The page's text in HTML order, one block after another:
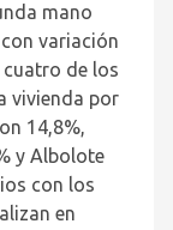
mano
variación
cuatro de los
vivienda por
14,8%,
y Albolote
con los
en